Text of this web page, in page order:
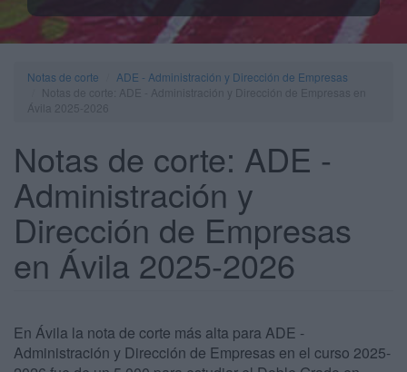
Notas de corte
ADE - Administración y Dirección de Empresas
Notas de corte: ADE -
Administración y
Dirección de Empresas
en Ávila 2025-2026
En Ávila la nota de corte más alta para ADE -
Administración y Dirección de Empresas en el curso 2025-